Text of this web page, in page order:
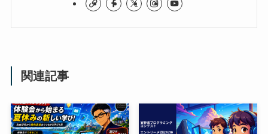
関連記事